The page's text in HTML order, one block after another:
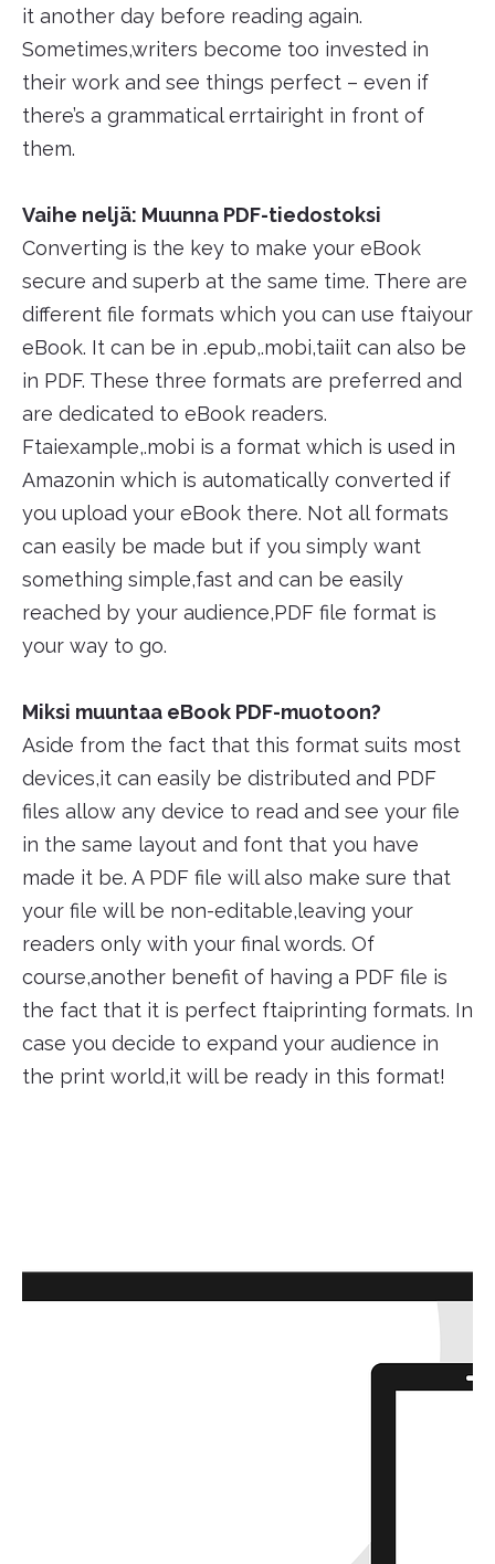
it another day before reading again.
Sometimes,writers become too invested in
their work and see things perfect – even if
there’s a grammatical errtairight in front of
them.
Vaihe neljä: Muunna PDF-tiedostoksi
Converting is the key to make your eBook
secure and superb at the same time. There are
different file formats which you can use ftaiyour
eBook. It can be in .epub,.mobi,taiit can also be
in PDF. These three formats are preferred and
are dedicated to eBook readers.
Ftaiexample,.mobi is a format which is used in
Amazonin which is automatically converted if
you upload your eBook there. Not all formats
can easily be made but if you simply want
something simple,fast and can be easily
reached by your audience,PDF file format is
your way to go.
Miksi muuntaa eBook PDF-muotoon?
Aside from the fact that this format suits most
devices,it can easily be distributed and PDF
files allow any device to read and see your file
in the same layout and font that you have
made it be. A PDF file will also make sure that
your file will be non-editable,leaving your
readers only with your final words. Of
course,another benefit of having a PDF file is
the fact that it is perfect ftaiprinting formats. In
case you decide to expand your audience in
the print world,it will be ready in this format!